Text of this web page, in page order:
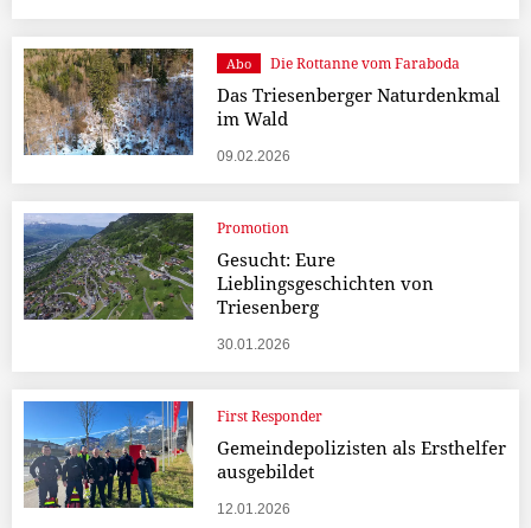
Abo Die Rottanne vom Faraboda
Das Triesenberger Naturdenkmal
im Wald
09.02.2026
Promotion
Gesucht: Eure
Lieblingsgeschichten von
Triesenberg
30.01.2026
First Responder
Gemeindepolizisten als Ersthelfer
ausgebildet
12.01.2026